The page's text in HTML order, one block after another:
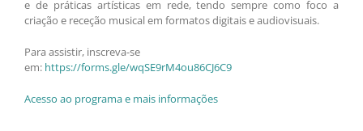
e de práticas artísticas em rede, tendo sempre como foco a
criação e receção musical em formatos digitais e audiovisuais.
Para assistir, inscreva-se
em: https://forms.gle/wqSE9rM4ou86CJ6C9
Acesso ao programa e mais informações